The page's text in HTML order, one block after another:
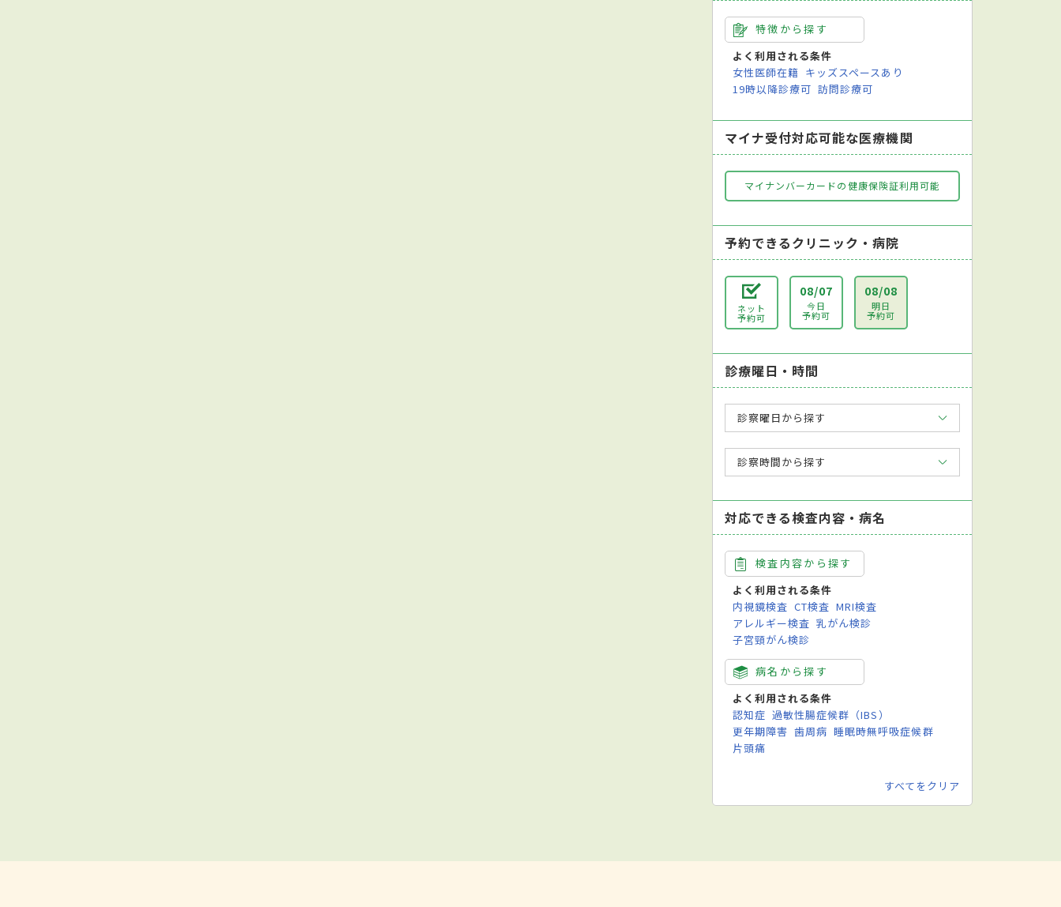
特徴から探す
よく利用される条件
女性医師在籍 キッズスペースあり
19時以降診療可 訪問診療可
マイナ受付対応可能な医療機関
マイナンバーカードの健康保険証利用可能
予約できるクリニック・病院
ネット
予約可
08/07
今日
予約可
08/08
明日
予約可
診療曜日・時間
診察曜日から探す
診察時間から探す
対応できる検査内容・病名
検査内容から探す
よく利用される条件
内視鏡検査 CT検査 MRI検査
アレルギー検査 乳がん検診
子宮頸がん検診
病名から探す
よく利用される条件
認知症 過敏性腸症候群（IBS）
更年期障害 歯周病 睡眠時無呼吸症候群
片頭痛
すべてをクリア